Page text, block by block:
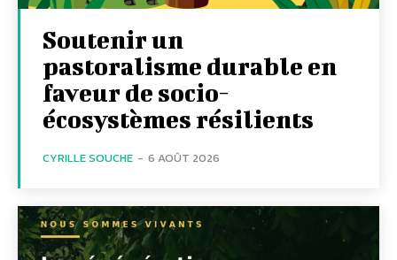
Soutenir un
pastoralisme durable en
faveur de socio-
écosystèmes résilients
CYRILLE SOUCHE - 6 AOÛT 2026